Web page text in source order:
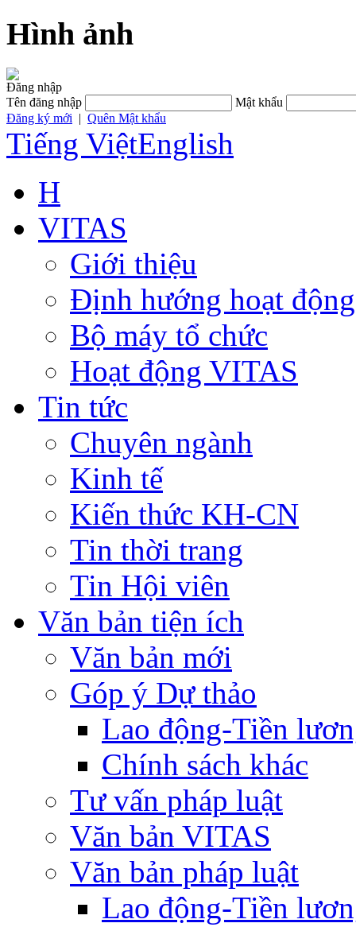
Hình ảnh
Đăng nhập
Tên đăng nhập
Mật khẩu
Đăng ký mới | Quên Mật khẩu
Tiếng ViệtEnglish
H
VITAS
Giới thiệu
Định hướng hoạt động
Bộ máy tổ chức
Hoạt động VITAS
Tin tức
Chuyên ngành
Kinh tế
Kiến thức KH-CN
Tin thời trang
Tin Hội viên
Văn bản tiện ích
Văn bản mới
Góp ý Dự thảo
Lao động-Tiền
Chính sách khác
Tư vấn pháp luật
Văn bản VITAS
Văn bản pháp luật
Lao động-Tiền